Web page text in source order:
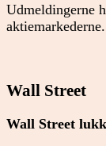
Udmeldingerne
aktiemarkederne.
Wall Street
Wall Street